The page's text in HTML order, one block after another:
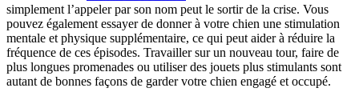
simplement l’appeler par son nom peut le sortir de la crise. Vous
pouvez également essayer de donner à votre chien une stimulation
mentale et physique supplémentaire, ce qui peut aider à réduire la
fréquence de ces épisodes. Travailler sur un nouveau tour, faire de
plus longues promenades ou utiliser des jouets plus stimulants sont
autant de bonnes façons de garder votre chien engagé et occupé.